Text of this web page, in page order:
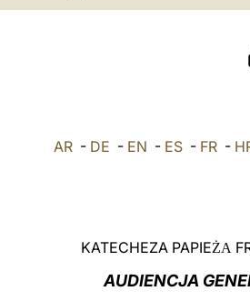
AR- DE - EN - ES- FR-
KATECHEZA PAPIEŻA
AUDIENCJA